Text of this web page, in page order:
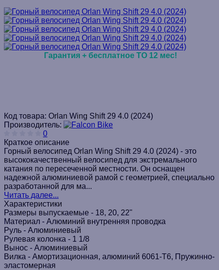
Гарантия + бесплатное ТО 12 мес!
Код товара: Orlan Wing Shift 29 4.0 (2024)
Производитель:
0
Краткое описание
Горный велосипед Orlan Wing Shift 29 4.0 (2024) - это
высококачественный велосипед для экстремального
катания по пересеченной местности. Он оснащен
надежной алюминиевой рамой с геометрией, специально
разработанной для ма...
Читать далее...
Характеристики
Размеры выпускаемые - 18, 20, 22"
Материал - Алюминий внутренняя проводка
Руль - Алюминиевый
Рулевая колонка - 1 1/8
Вынос - Алюминиевый
Вилка - Амортизационная, алюминий 6061-Т6, Пружинно-
эластомерная